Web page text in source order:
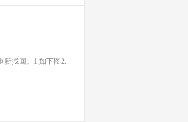
新找回。1.如下图2.